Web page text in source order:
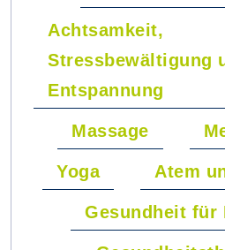
Achtsamkeit,
Stressbewältigung
Entspannung
Massage
Yoga Atem
Gesundheit für